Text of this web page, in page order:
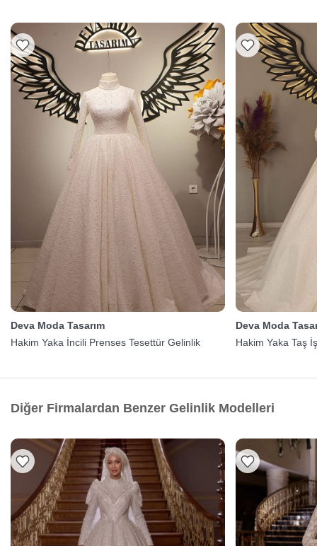
Deva Moda Tasarım
Hakim Yaka İncili Prenses Tesettür Gelinlik
Deva Moda
Hakim Yaka Taş
Diğer Firmalardan Benzer Gelinlik Modelleri